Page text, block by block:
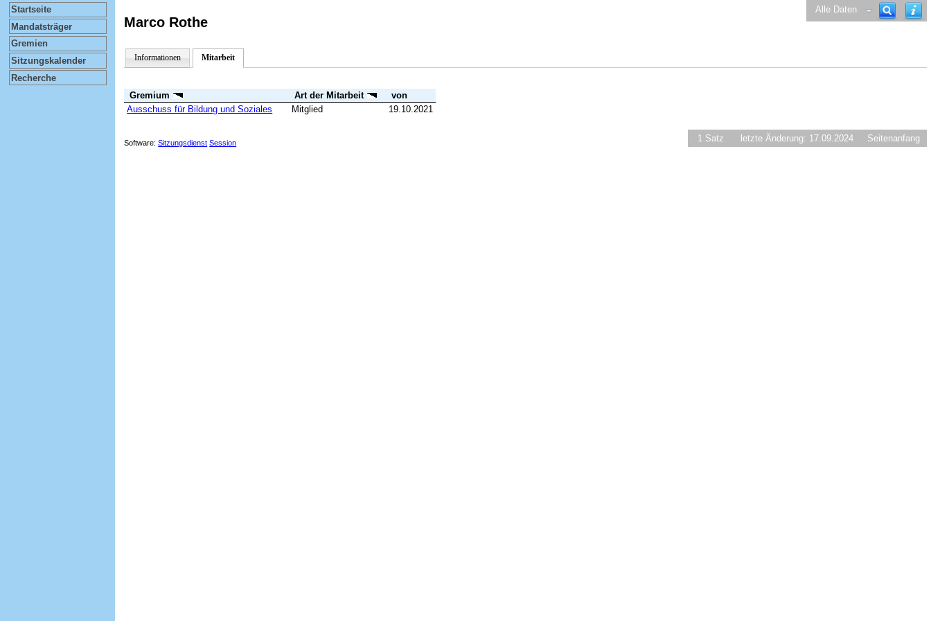
Startseite
Mandatsträger
Gremien
Sitzungskalender
Recherche
Alle Daten
Marco Rothe
Informationen Mitarbeit
Gremium Art der Mitarbeit
von
Ausschuss für Bildung und Soziales
Mitglied 19.10.2021
1 Satz letzte Änderung: 17.09.2024 Seitenanfang
Software:Sitzungsdienst Session